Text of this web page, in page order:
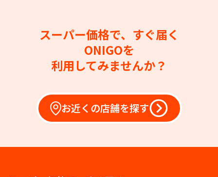
スーパー価格で、すぐ届く
ONIGOを
利用してみませんか？
お近くの店舗を探す